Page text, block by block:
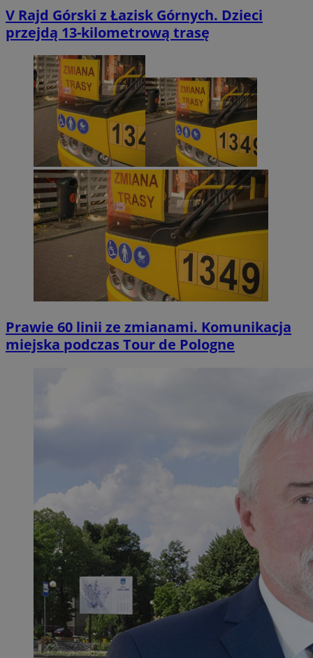
V Rajd Górski z Łazisk Górnych. Dzieci
przejdą 13-kilometrową trasę
Prawie 60 linii ze zmianami. Komunikacja
miejska podczas Tour de Pologne